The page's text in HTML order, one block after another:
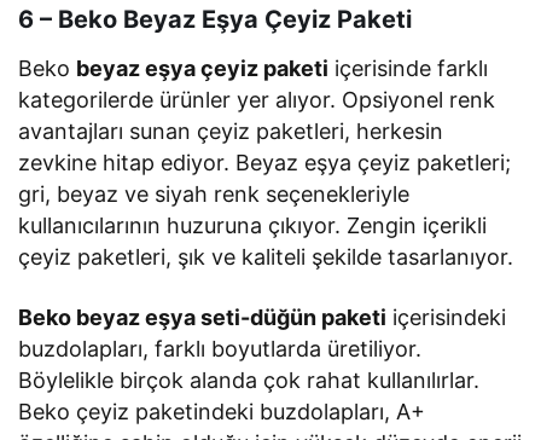
6 – Beko Beyaz Eşya Çeyiz Paketi
Beko beyaz eşya çeyiz paketi içerisinde farklı
kategorilerde ürünler yer alıyor. Opsiyonel renk
avantajları sunan çeyiz paketleri, herkesin
zevkine hitap ediyor. Beyaz eşya çeyiz paketleri;
gri, beyaz ve siyah renk seçenekleriyle
kullanıcılarının huzuruna çıkıyor. Zengin içerikli
çeyiz paketleri, şık ve kaliteli şekilde tasarlanıyor.
Beko beyaz eşya seti-düğün paketi içerisindeki
buzdolapları, farklı boyutlarda üretiliyor.
Böylelikle birçok alanda çok rahat kullanılırlar.
Beko çeyiz paketindeki buzdolapları, A+